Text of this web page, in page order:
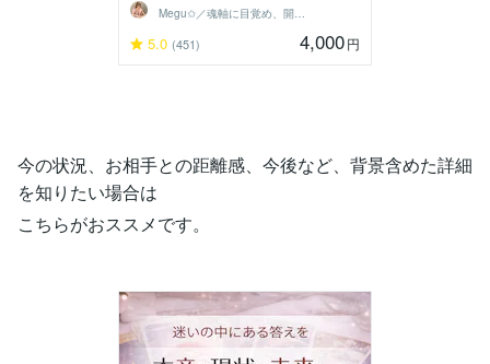
Megu✩／魂軸に目覚め、開花させる魔女
5.0 (451) 4,000円
今の状況、お相手との距離感、今後など、背景含めた詳細
を知りたい場合は
こちらがおススメです。